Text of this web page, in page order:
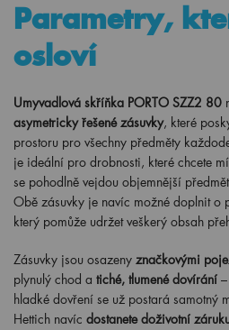
Parametry,
osloví
Umyvadlová skříňka PORTO SZZ2 80
asymetricky řešené zásuvky, které
prostoru pro všechny předměty
je ideální pro drobnosti, které chcete
se pohodlně vejdou objemnější
Obě zásuvky je navíc možné doplnit o
který pomůže udržet veškerý obsah
Zásuvky jsou osazeny značkovými
plynulý chod a tiché, tlumené dovírání
hladké dovření se už postará samotný
Hettich navíc dostanete doživotní